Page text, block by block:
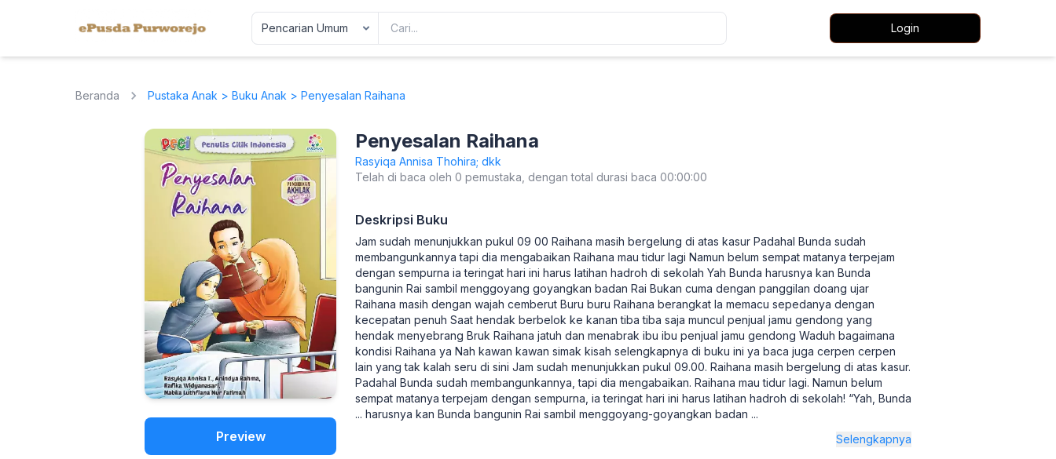
Login
Beranda Pustaka Anak > Buku Anak > Penyesalan Raihana
Preview
Penyesalan Raihana
Rasyiqa Annisa Thohira; dkk
Telah di baca oleh 0 pemustaka, dengan total durasi baca 00:00:00
Deskripsi Buku
Jam sudah menunjukkan pukul 09 00 Raihana masih bergelung di atas kasur Padahal Bunda sudah
membangunkannya tapi dia mengabaikan Raihana mau tidur lagi Namun belum sempat matanya terpejam
dengan sempurna ia teringat hari ini harus latihan hadroh di sekolah Yah Bunda harusnya kan Bunda
bangunin Rai sambil menggoyang goyangkan badan Rai Bukan cuma dengan panggilan doang ujar
Raihana masih dengan wajah cemberut Buru buru Raihana berangkat Ia memacu sepedanya dengan
kecepatan penuh Saat hendak berbelok ke kanan tiba tiba saja muncul penjual jamu gendong yang
hendak menyebrang Bruk Raihana jatuh dan menabrak ibu ibu penjual jamu gendong Waduh bagaimana
kondisi Raihana ya Nah kawan kawan simak kisah selengkapnya di buku ini ya baca juga cerpen cerpen
lain yang tak kalah seru di sini Jam sudah menunjukkan pukul 09.00. Raihana masih bergelung di atas kasur.
Padahal Bunda sudah membangunkannya, tapi dia mengabaikan. Raihana mau tidur lagi. Namun belum
sempat matanya terpejam dengan sempurna, ia teringat hari ini harus latihan hadroh di sekolah! “Yah, Bunda
... harusnya kan Bunda bangunin Rai sambil menggoyang-goyangkan badan ...
Selengkapnya